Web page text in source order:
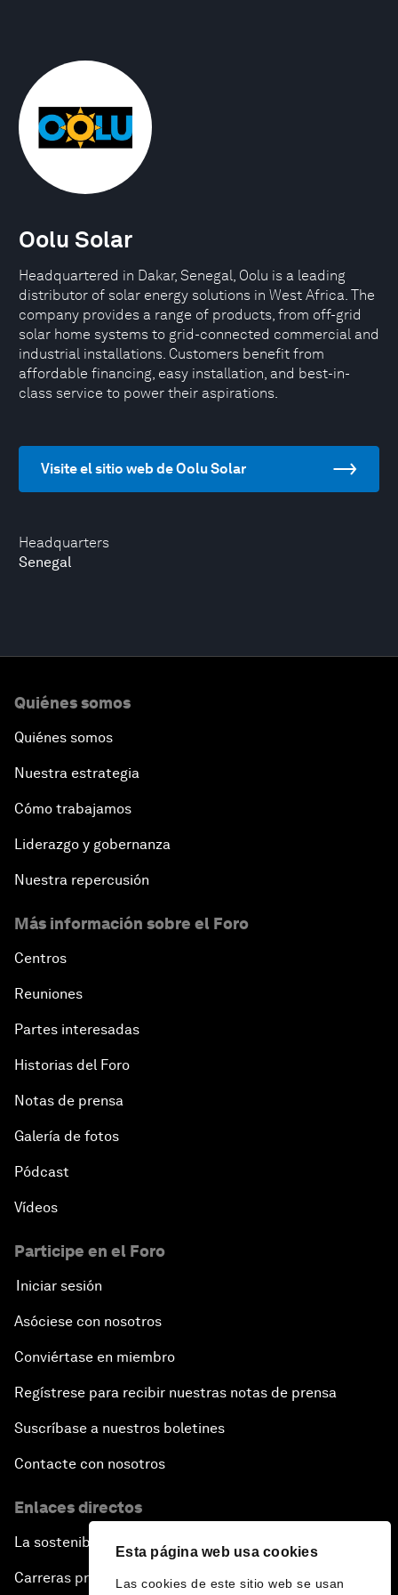
Esta página web usa cookies
Las cookies de este sitio web se usan
Headquarters
Senegal
Oolu Solar
Headquartered in Dakar, Senegal, Oolu is a leading
distributor of solar energy solutions in West Africa. The
company provides a range of products, from off-grid
solar home systems to grid-connected commercial and
industrial installations. Customers benefit from
affordable financing, easy installation, and best-in-
class service to power their aspirations.
Visite el sitio web de Oolu Solar
Quiénes somos
Quiénes somos
Nuestra estrategia
Cómo trabajamos
Liderazgo y gobernanza
Nuestra repercusión
Más información sobre el Foro
Centros
Reuniones
Partes interesadas
Historias del Foro
Notas de prensa
Galería de fotos
Pódcast
Vídeos
Participe en el Foro
Iniciar sesión
Asóciese con nosotros
Conviértase en miembro
Regístrese para recibir nuestras notas de prensa
Suscríbase a nuestros boletines
Contacte con nosotros
Enlaces directos
La sostenibilidad en el Foro
Carreras profesionales